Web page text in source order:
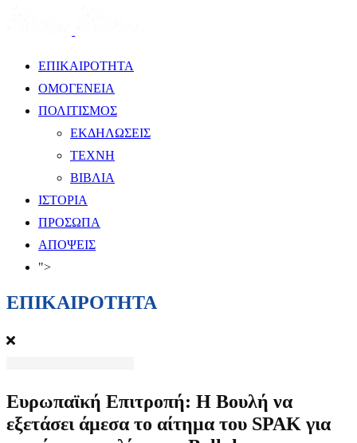
ΕΠΙΚΑΙΡΟΤΗΤΑ
ΟΜΟΓΕΝΕΙΑ
ΠΟΛΙΤΙΣΜΟΣ
ΕΚΔΗΛΩΣΕΙΣ
ΤΕΧΝΗ
ΒΙΒΛΙΑ
ΙΣΤΟΡΙΑ
ΠΡΟΣΩΠΑ
ΑΠΟΨΕΙΣ
">
ΕΠΙΚΑΙΡΟΤΗΤΑ
Ευρωπαϊκή Επιτροπή: Η Βουλή να
εξετάσει άμεσα το αίτημα του SPAK για